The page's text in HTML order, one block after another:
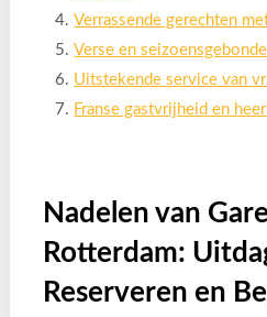
Verrassende gerechten
Verse en
Uitstekende service van
Franse gastvrijheid en
Nadelen van
Rotterdam:
Reserveren en